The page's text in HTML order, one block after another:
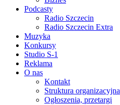
Podcasty
Radio Szczecin
Radio Szczecin Extra
Muzyka
Konkursy
Studio S-1
Reklama
O nas
Kontakt
Struktura organizacyjna
Ogłoszenia, przetargi